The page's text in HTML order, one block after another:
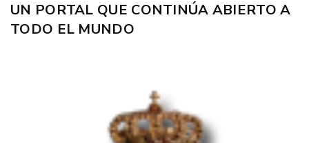
UN PORTAL QUE CONTINÚA ABIERTO A
TODO EL MUNDO